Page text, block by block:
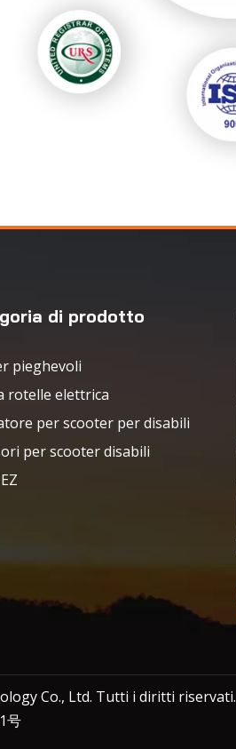
di prodotto
pieghevoli
rotelle elettrica
per scooter per disabili
per scooter disabili
Co., Ltd. Tutti i diritti riservati.
号